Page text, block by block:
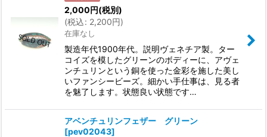
2,000円(税別)
(税込: 2,200円)
在庫なし
製造年代1900年代。説明ヴェネチア製。ター
コイズを模したグリーンのボディーに、アヴェ
ンチュリンという銅を使った金彩を施した美し
いファンシービーズ。細かい手仕事は、見る者
を魅了します。状態良い状態です…
アベンチュリンフェザー グリーン
[pev02043]